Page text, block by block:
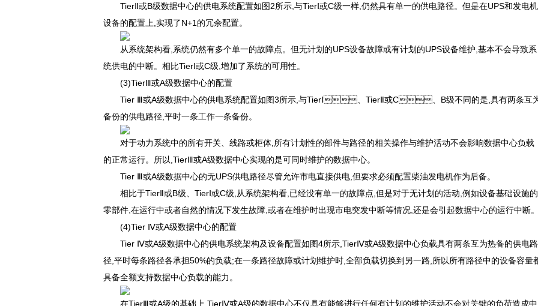
TierⅡ或B级数据中心的供电系统配置如图2所示,与TierⅠ或C级一样,仍然具有单一的供电路径。但是在UPS和发电机
设备的配置上,实现了N+1的冗余配置。
从系统架构看,系统仍然有多个单一的故障点。但无计划的UPS设备故障或有计划的UPS设备维护,基本不会导致系
统供电的中断。相比TierI或C级,增加了系统的可用性。
(3)TierⅢ或A级数据中心的配置
Tier Ⅲ或A级数据中心的供电系统配置如图3所示,与TierⅠ、TierⅡ或C、B级不同的是,具有两条互
备份的供电路径,平时一条工作一条备份。
对于动力系统中的所有开关、线路或柜体,所有计划性的部件与路径的相关操作与维护活动不会影响数据中心负载
的正常运行。所以,TierⅢ或A级数据中心实现的是可同时维护的数据中心。
Tier Ⅲ或A级数据中心的无UPS供电路径尽管允许市电直接供电,但要求必须配置柴油发电机作为后备。
相比于TierⅡ或B级、TierⅠ或C级,从系统架构看,已经没有单一的故障点,但是对于无计划的活动,例如设备基础设施的
零部件,在运行中或者自然的情况下发生故障,或者在维护时出现市电突发中断等情况,还是会引起数据中心的运行中断。
(4)Tier Ⅳ或A级数据中心的配置
Tier Ⅳ或A级数据中心的供电系统架构及设备配置如图4所示,TierⅣ或A级数据中心负载具有两条互为热备的供电路
径,平时每条路径各承担50%的负载;在一条路径故障或计划维护时,全部负载切换到另一路,所以所有路径中的设备容量
具备全额支持数据中心负载的能力。
在TierⅢ或A级的基础上,TierⅣ或A级的数据中心不仅具有能够进行任何有计划的维护活动不会对关键的负荷造成中